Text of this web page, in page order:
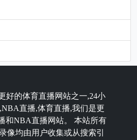
好的体育直播网站之一,24小
直播,体育直播,我们是更
和NBA直播网站。 本站所有
像均由用户收集或从搜索引